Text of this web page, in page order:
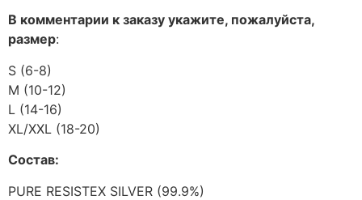
В комментарии к заказу укажите, пожалуйста,
размер:
S (6-8)
M (10-12)
L (14-16)
XL/XXL (18-20)
Состав:
PURE RESISTEX SILVER (99.9%)